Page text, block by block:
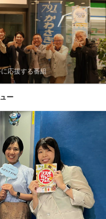
応援する番組
ー